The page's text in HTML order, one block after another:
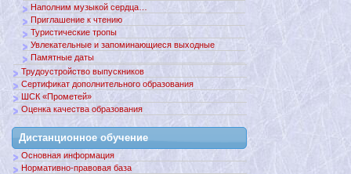
Наполним музыкой сердца…
Приглашение к чтению
Туристические тропы
Увлекательные и запоминающиеся выходные
Памятные даты
Трудоустройство выпускников
Сертификат дополнительного образования
ШСК «Прометей»
Оценка качества образования
Дистанционное обучение
Основная информация
Нормативно-правовая база